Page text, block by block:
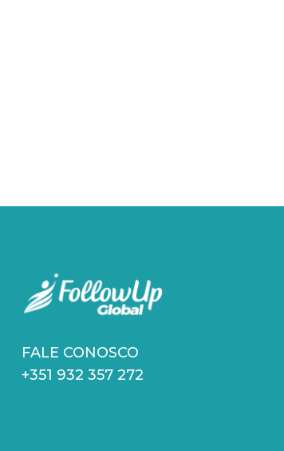
FALE CONOSCO
+351 932 357 272